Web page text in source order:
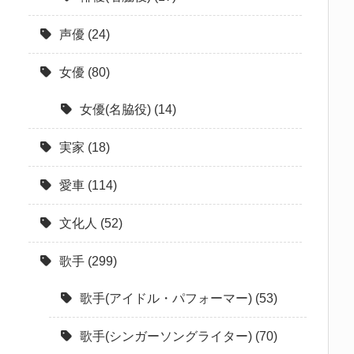
声優 (24)
女優 (80)
女優(名脇役) (14)
実家 (18)
愛車 (114)
文化人 (52)
歌手 (299)
歌手(アイドル・パフォーマー) (53)
歌手(シンガーソングライター) (70)